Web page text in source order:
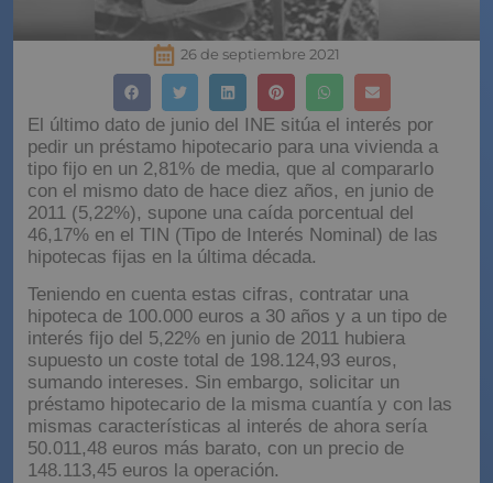
26 de septiembre 2021
El último dato de junio del INE sitúa el interés por
pedir un préstamo hipotecario para una vivienda a
tipo fijo en un 2,81% de media, que al compararlo
con el mismo dato de hace diez años, en junio de
2011 (5,22%), supone una caída porcentual del
46,17% en el TIN (Tipo de Interés Nominal) de las
hipotecas fijas en la última década.
Teniendo en cuenta estas cifras, contratar una
hipoteca de 100.000 euros a 30 años y a un tipo de
interés fijo del 5,22% en junio de 2011 hubiera
supuesto un coste total de 198.124,93 euros,
sumando intereses. Sin embargo, solicitar un
préstamo hipotecario de la misma cuantía y con las
mismas características al interés de ahora sería
50.011,48 euros más barato, con un precio de
148.113,45 euros la operación.